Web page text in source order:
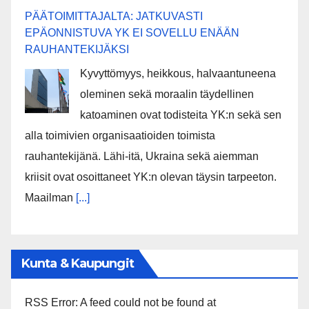
PÄÄTOIMITTAJALTA: JATKUVASTI
EPÄONNISTUVA YK EI SOVELLU ENÄÄN
RAUHANTEKIJÄKSI
Kyvyttömyys, heikkous, halvaantuneena
oleminen sekä moraalin täydellinen
katoaminen ovat todisteita YK:n sekä sen
alla toimivien organisaatioiden toimista
rauhantekijänä. Lähi-itä, Ukraina sekä aiemman
kriisit ovat osoittaneet YK:n olevan täysin tarpeeton.
Maailman [...]
Kunta & Kaupungit
RSS Error: A feed could not be found at